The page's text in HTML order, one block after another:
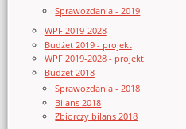
Sprawozdania - 2019
WPF 2019-2028
Budżet 2019 - projekt
WPF 2019-2028 - projekt
Budżet 2018
Sprawozdania - 2018
Bilans 2018
Zbiorczy bilans 2018